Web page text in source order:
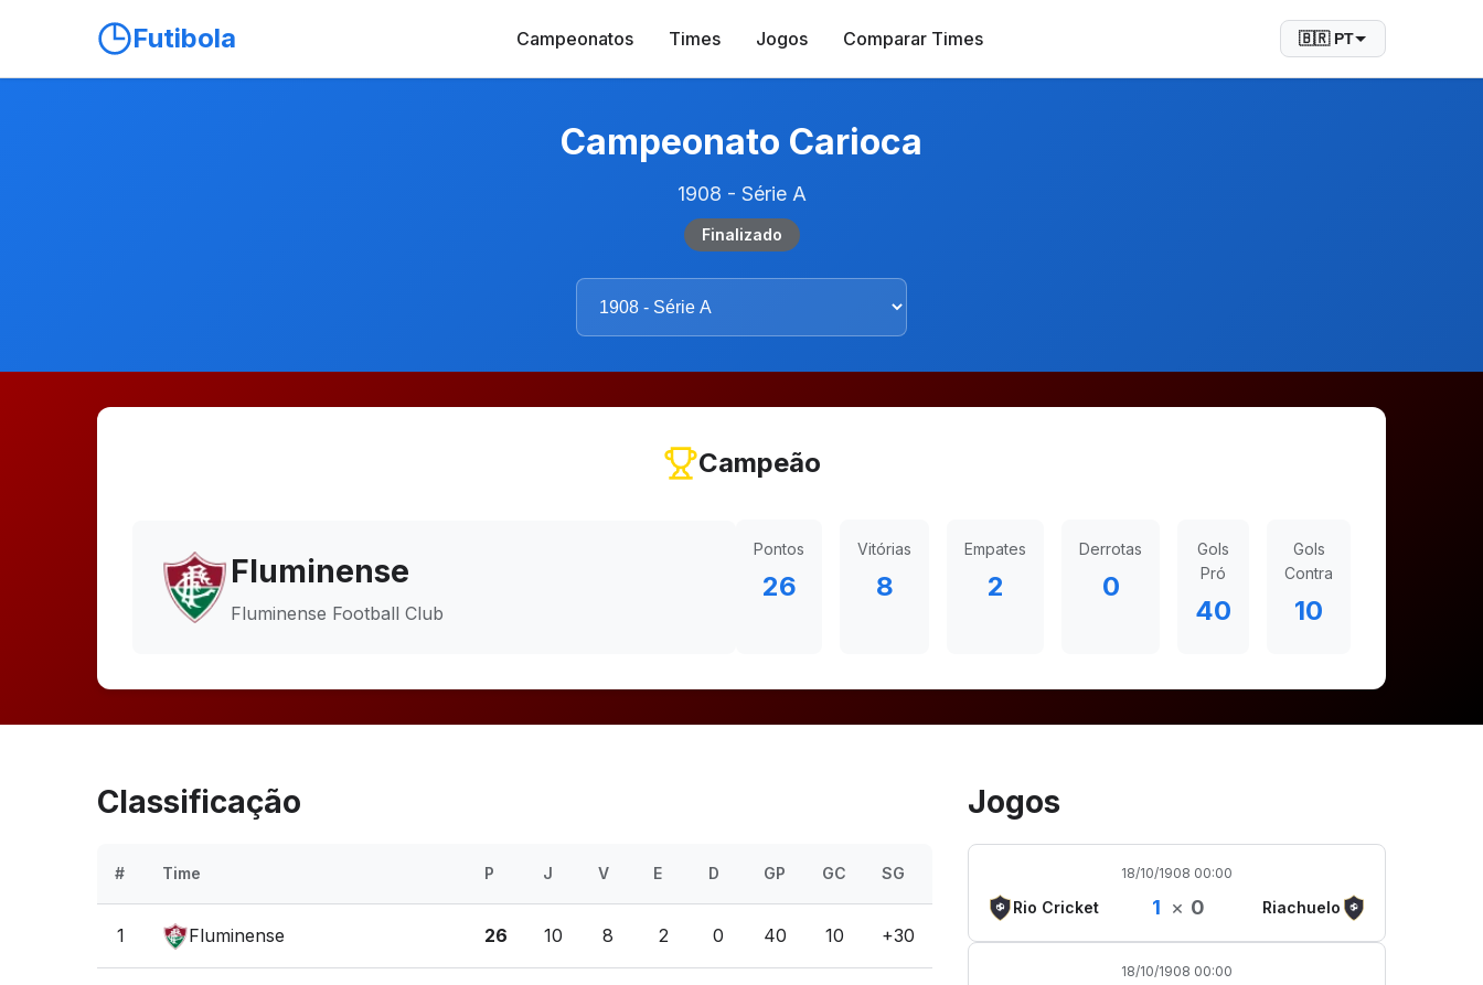
Futibola Campeonatos Times Jogos Comparar Times 🇧🇷 PT
Campeonato Carioca
1908 - Série A
Finalizado
Campeão
Fluminense
Fluminense Football Club
Pontos
26
Vitórias
8
Empates
2
Derrotas
0
Gols
Pró
40
Gols
Contra
10
Classificação
# Time P J V E D GP GC SG
1 Fluminense 26 10 8 2 0 40 10 +30
Jogos
18/10/1908 00:00
Rio Cricket 1 × 0 Riachuelo
18/10/1908 00:00